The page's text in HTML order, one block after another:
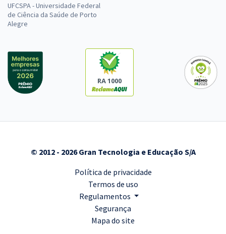
UFCSPA - Universidade Federal
de Ciência da Saúde de Porto
Alegre
RA 1000
© 2012 - 2026 Gran Tecnologia e Educação S/A
Política de privacidade
Termos de uso
Regulamentos
Segurança
Mapa do site